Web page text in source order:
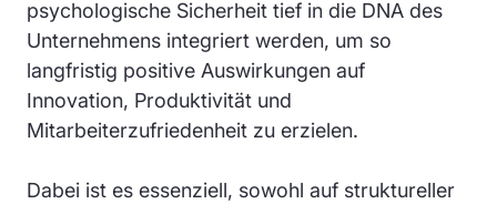
psychologische Sicherheit tief in die DNA des
Unternehmens integriert werden, um so
langfristig positive Auswirkungen auf
Innovation, Produktivität und
Mitarbeiterzufriedenheit zu erzielen.
Dabei ist es essenziell, sowohl auf struktureller